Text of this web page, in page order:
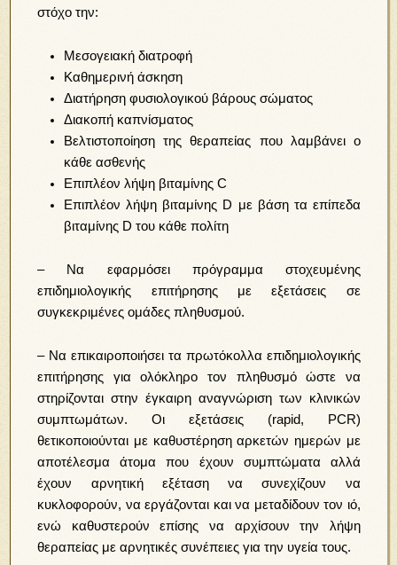
στόχο την:
Μεσογειακή διατροφή
Καθημερινή άσκηση
Διατήρηση φυσιολογικού βάρους σώματος
Διακοπή καπνίσματος
Βελτιστοποίηση της θεραπείας που λαμβάνει ο
κάθε ασθενής
Επιπλέον λήψη βιταμίνης C
Επιπλέον λήψη βιταμίνης D με βάση τα επίπεδα
βιταμίνης D του κάθε πολίτη
– Να εφαρμόσει πρόγραμμα στοχευμένης
επιδημιολογικής επιτήρησης με εξετάσεις σε
συγκεκριμένες ομάδες πληθυσμού.
– Να επικαιροποιήσει τα πρωτόκολλα επιδημιολογικής
επιτήρησης για ολόκληρο τον πληθυσμό ώστε να
στηρίζονται στην έγκαιρη αναγνώριση των κλινικών
συμπτωμάτων. Οι εξετάσεις (rapid, PCR)
θετικοποιούνται με καθυστέρηση αρκετών ημερών με
αποτέλεσμα άτομα που έχουν συμπτώματα αλλά
έχουν αρνητική εξέταση να συνεχίζουν να
κυκλοφορούν, να εργάζονται και να μεταδίδουν τον ιό,
ενώ καθυστερούν επίσης να αρχίσουν την λήψη
θεραπείας με αρνητικές συνέπειες για την υγεία τους.